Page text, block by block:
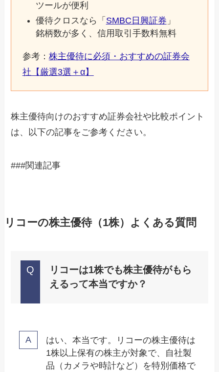
ツールが便利
優待クロスなら「 SMBC日興証券 」
銘柄数が多く、信用取引手数料無料
参考： 株主優待に必須・おすすめの証券会
社【厳選3選＋α】
株主優待向けのおすすめ証券会社や比較ポイント
は、以下の記事をご参考ください。
###関連記事
リコーの株主優待（1株）よくある質問
リコーは1株でも株主優待がもら
えるって本当ですか？
はい、本当です。リコーの株主優待は
1株以上保有の株主が対象で、自社製
品（カメラや時計など）を特別価格で